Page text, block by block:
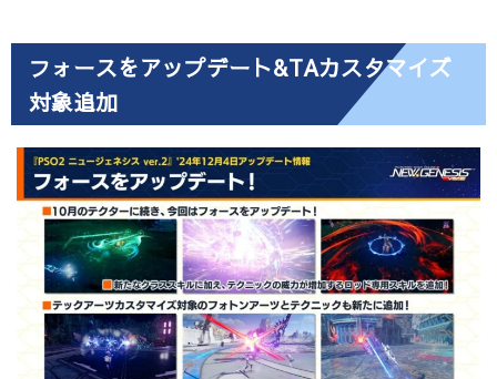
フォースをアップデート&TAカスタマイズ
対象追加